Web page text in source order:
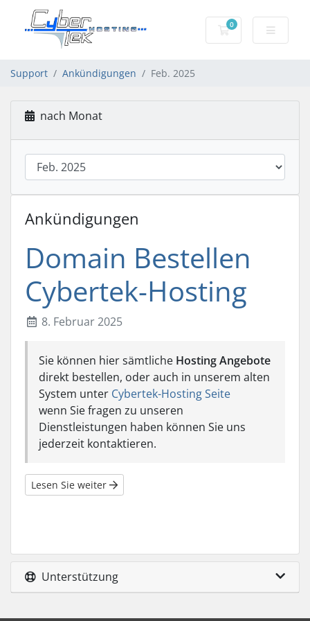
0
Mein Warenkorb
Support Ankündigungen Feb. 2025
nach Monat
Ankündigungen
Domain Bestellen
Cybertek-Hosting
8. Februar 2025
Sie können hier sämtliche Hosting Angebote
direkt bestellen, oder auch in unserem alten
System unter Cybertek-Hosting Seite
wenn Sie fragen zu unseren
Dienstleistungen haben können Sie uns
jederzeit kontaktieren.
Lesen Sie weiter
Unterstützung